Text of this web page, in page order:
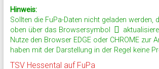
Hinweis:
Sollten die FuPa-Daten nicht geladen werden,
oben über das Browser­symbol
Nutze den Browser EDGE oder CHROME zur
haben mit der Darstellung in der Regel keine
TSV Hessental auf FuPa